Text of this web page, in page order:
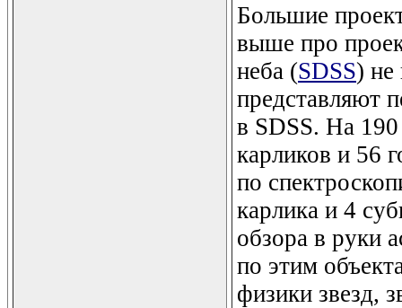
Большие
выше про
неба (SDSS) не
представляют
в SDSS. На
карликов и 56
по
карлика и 4
обзора в руки
по этим
физики звезд,